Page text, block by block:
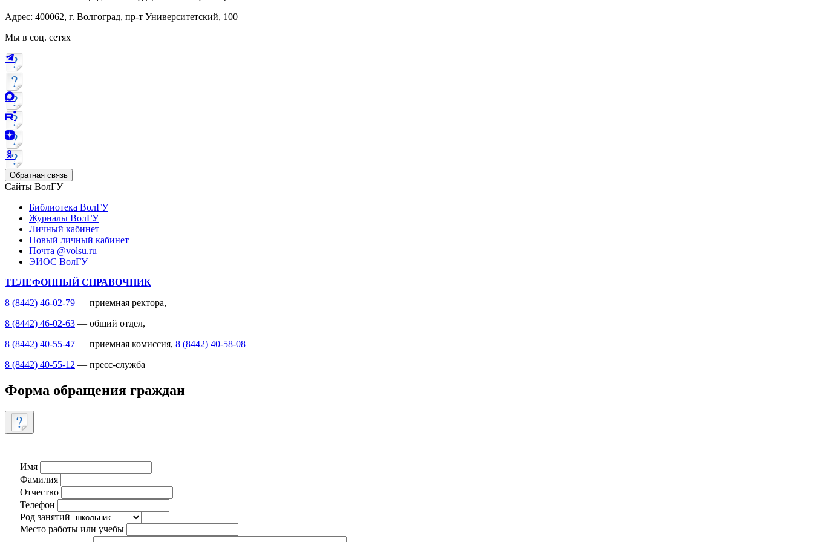
Адрес: 400062, г. Волгоград, пр-т Университетский, 100
Мы в соц. сетях
Обратная связь
Сайты ВолГУ
Библиотека ВолГУ
Журналы ВолГУ
Личный кабинет
Новый личный кабинет
Почта @volsu.ru
ЭИОС ВолГУ
ТЕЛЕФОННЫЙ СПРАВОЧНИК
8 (8442) 46-02-79 — приемная ректора,
8 (8442) 46-02-63 — общий отдел,
8 (8442) 40-55-47 — приемная комиссия, 8 (8442) 40-58-08
8 (8442) 40-55-12 — пресс-служба
Форма обращения граждан
Имя
Фамилия
Отчество
Телефон
Род занятий
Место работы или учебы